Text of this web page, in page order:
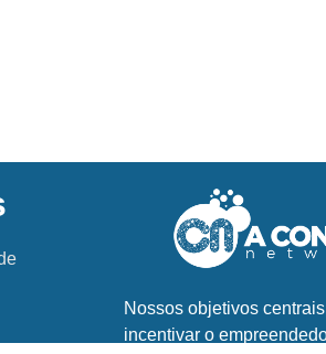
Nossos objetivos
incentivar o